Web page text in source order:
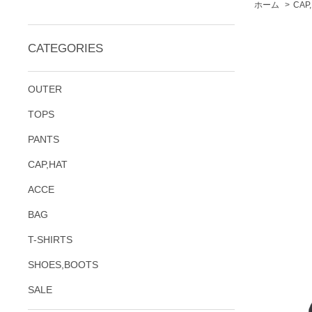
ホーム >
CATEGORIES
OUTER
TOPS
PANTS
CAP,HAT
ACCE
BAG
T-SHIRTS
SHOES,BOOTS
SALE